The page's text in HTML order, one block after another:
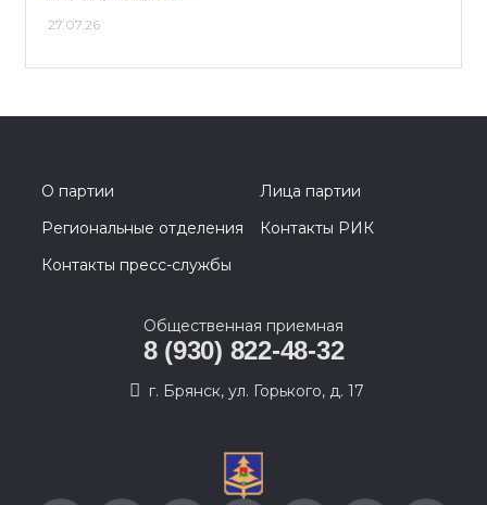
27.07.26
О партии
Лица партии
Региональные отделения
Контакты РИК
Контакты пресс-службы
Общественная приемная
8 (930) 822-48-32
г. Брянск, ул. Горького, д. 17